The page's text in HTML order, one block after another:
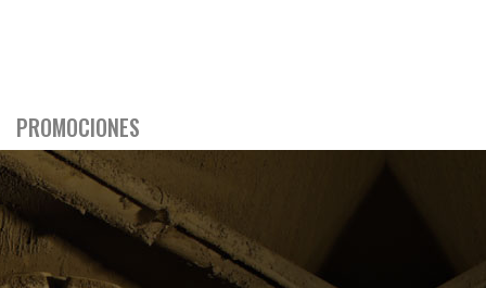
PROMOCIONES